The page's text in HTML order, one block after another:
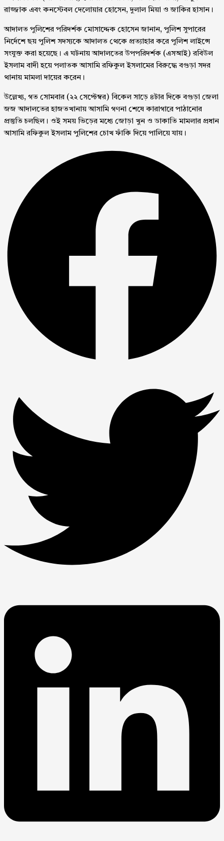
রাজ্জাক এবং কনস্টেবল দেলোয়ার হোসেন, দুলাল মিয়া ও জাকির হাসান।
আদালত পুলিশের পরিদর্শক মোসাদ্দেক হোসেন জানান, পুলিশ সুপারের
নির্দেশে ছয় পুলিশ সদস্যকে আদালত থেকে প্রত্যাহার করে পুলিশ লাইন্সে
সংযুক্ত করা হয়েছে। এ ঘটনায় আদালতের উপপরিদর্শক (এসআই) রবিউল
ইসলাম বাদী হয়ে পলাতক আসামি রফিকুল ইসলামের বিরুদ্ধে বগুড়া সদর
থানায় মামলা দায়ের করেন।
উল্লেখ্য, গত সোমবার (২২ সেপ্টেম্বর) বিকেল সাড়ে ৪টার দিকে বগুড়া জেলা
জজ আদালতের হাজতখানায় আসামি গণনা শেষে কারাগারে পাঠানোর
প্রস্তুতি চলছিল। ওই সময় ভিড়ের মধ্যে জোড়া খুন ও ডাকাতি মামলার প্রধান
আসামি রফিকুল ইসলাম পুলিশের চোখ ফাঁকি দিয়ে পালিয়ে যায়।